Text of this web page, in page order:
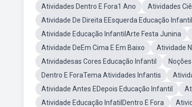
Atividades Dentro E Fora1 Ano
Atividades
Atividade De Direita EEsquerda Educação Infantil
Atividade Educação InfantilArte Festa Junina
Atividade DeEm Cima E Em Baixo
Atividade
Atividadesas Cores Educação Infantil
Dentro E ForaTema Atividades Infantis
Atividade Antes EDepois Educação Infantil
Atividade Educação InfatilDentro E Fora